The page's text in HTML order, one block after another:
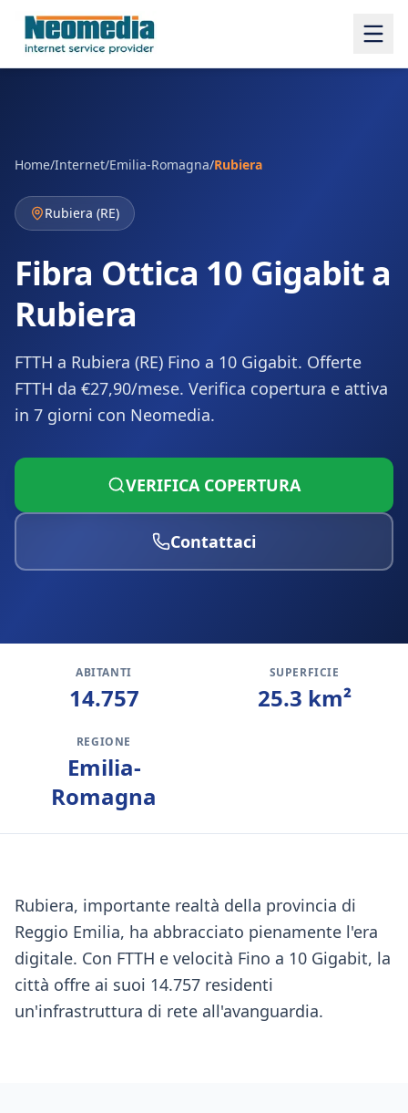
Home/Internet/Emilia-Romagna/Rubiera
Rubiera (RE)
Fibra Ottica 10 Gigabit a
Rubiera
FTTH a Rubiera (RE) Fino a 10 Gigabit. Offerte
FTTH da €27,90/mese. Verifica copertura e attiva
in 7 giorni con Neomedia.
VERIFICA COPERTURA
Contattaci
ABITANTI
14.757
SUPERFICIE
25.3 km²
REGIONE
Emilia-
Romagna
Rubiera, importante realtà della provincia di
Reggio Emilia, ha abbracciato pienamente l'era
digitale. Con FTTH e velocità Fino a 10 Gigabit, la
città offre ai suoi 14.757 residenti
un'infrastruttura di rete all'avanguardia.